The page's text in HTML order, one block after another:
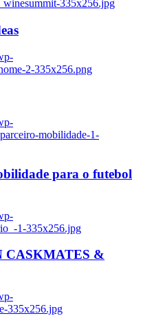
335x256.jpg
2-335x256.png
mobilidade-1-
para o futebol
1-335x256.jpg
CASKMATES &
335x256.jpg